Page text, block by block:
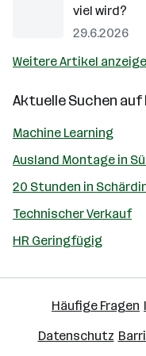
viel wird?
29.6.2026
Weitere Artikel
Aktuelle Suchen auf
Machine Learning
Ausland Montage in
20 Stunden in
Technischer Verkauf
HR Geringfügig
Häufige Fragen
Datenschutz